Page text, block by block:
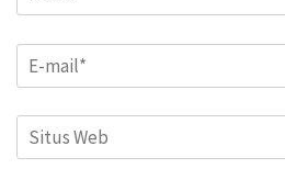
Email*
Situs
Web